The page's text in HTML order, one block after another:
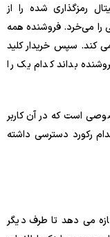
رمزگذاری شده را از
را می‌خرد. فروشنده همه
می کند. سپس خریدار کلید
بداند کدام یک را
است که در آن کاربر
رکورد دسترسی داشته
می دهد تا طرف دیگر